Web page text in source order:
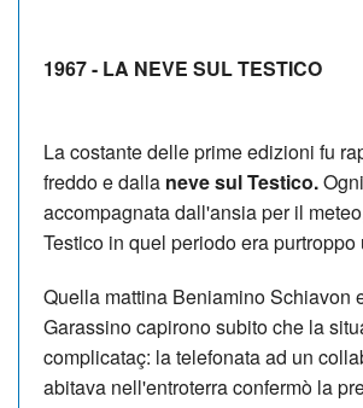
1967 - LA NEVE SUL TESTICO
La costante delle prime edizioni fu
freddo e dalla neve sul Testico.
accompagnata dall'ansia per il
Testico in quel periodo era purtroppo
Quella mattina Beniamino Schiavon
Garassino capirono subito che la
complicataç: la telefonata ad un
abitava nell'entroterra confermò la